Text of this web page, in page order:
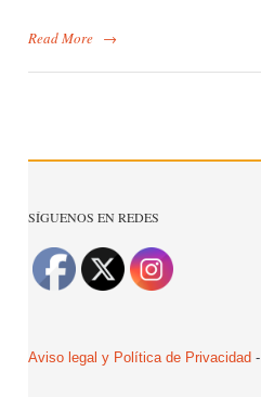
Read More →
SÍGUENOS EN REDES
Aviso legal y Política de Privacidad-